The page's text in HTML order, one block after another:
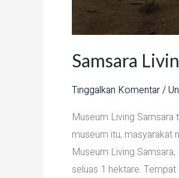
Samsara
Tinggalkan Komentar/
Museum Living Samsara
museum itu, masyarakat
Museum Living
seluas 1 hektare.